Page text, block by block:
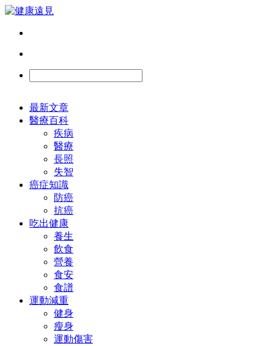
最新文章
醫療百科
疾病
醫療
長照
失智
癌症知識
防癌
抗癌
吃出健康
養生
飲食
營養
食安
食譜
運動減重
健身
瘦身
運動傷害